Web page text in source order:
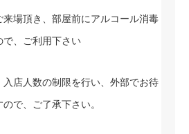
来場頂き、部屋前にアルコール消毒
で、ご利用下さい
入店人数の制限を行い、外部でお待
で、ご了承下さい。